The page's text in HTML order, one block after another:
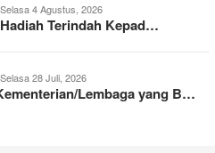
Selasa 4 Agustus, 2026
Terindah Kepad…
Selasa 28 Juli, 2026
Lembaga yang B…